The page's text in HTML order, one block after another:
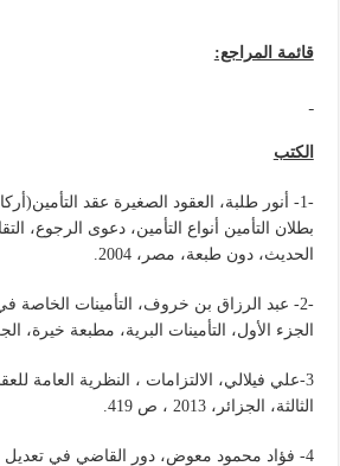
قائمة المراجع:
الكتب
-1- أنور طلبة، العقود الصغيرة عقد
بطلان التأمين أنواع التأمين، دعوى الرجوع،
الحديث، دون طبعة، مصر، 2004.
-2- عبد الرزاق بن خروف، التأمينات الخاصة
الجزء الأول، التأمينات البرية، مطبعة خيرة،
3-علي فيلالي، الالتزامات ، النظرية العامة
الثالثة، الجزائر، 2013 ، ص 419.
4- فؤاد محمود معوض، دور القاضي في تعديل